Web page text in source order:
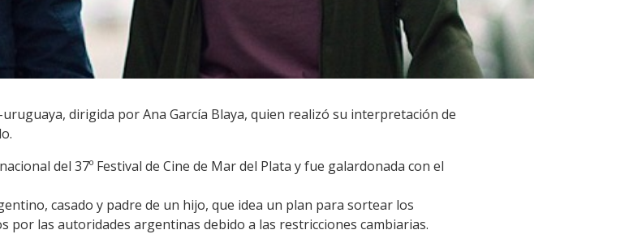
dirigida por Ana García Blaya, quien realizó su interpretación de
del 37º Festival de Cine de Mar del Plata y fue galardonada con el
casado y padre de un hijo, que idea un plan para sortear los
por las autoridades argentinas debido a las restricciones cambiarias.